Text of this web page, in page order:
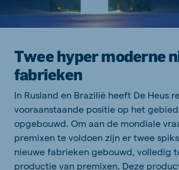
Twee hyper moderne
fabrieken
In Rusland en Brazilië heeft De Heus
vooraanstaande positie op het
opgebouwd. Om aan de mondiale
premixen te voldoen zijn er twee
nieuwe fabrieken gebouwd, volledig
productie van premixen. Deze